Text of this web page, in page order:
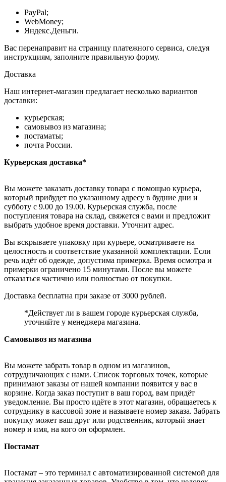
PayPal;
WebMoney;
Яндекс.Деньги.
Вас перенаправит на страницу платежного сервиса, следуя
инструкциям, заполните правильную форму.
Доставка
Наш интернет-магазин предлагает несколько вариантов
доставки:
курьерская;
самовывоз из магазина;
постаматы;
почта России.
Курьерская доставка*
Вы можете заказать доставку товара с помощью курьера,
который прибудет по указанному адресу в будние дни и
субботу с 9.00 до 19.00. Курьерская служба, после
поступления товара на склад, свяжется с вами и предложит
выбрать удобное время доставки. Уточнит адрес.
Вы вскрываете упаковку при курьере, осматриваете на
целостность и соответствие указанной комплектации. Если
речь идёт об одежде, допустима примерка. Время осмотра и
примерки ограничено 15 минутами. После вы можете
отказаться частично или полностью от покупки.
Доставка бесплатна при заказе от 3000 рублей.
*Действует ли в вашем городе курьерская служба,
уточняйте у менеджера магазина.
Самовывоз из магазина
Вы можете забрать товар в одном из магазинов,
сотрудничающих с нами. Список торговых точек, которые
принимают заказы от нашей компании появится у вас в
корзине. Когда заказ поступит в ваш город, вам придёт
уведомление. Вы просто идёте в этот магазин, обращаетесь к
сотруднику в кассовой зоне и называете номер заказа. Забрать
покупку может ваш друг или родственник, который знает
номер и имя, на кого он оформлен.
Постамат
Постамат – это терминал с автоматизированной системой для